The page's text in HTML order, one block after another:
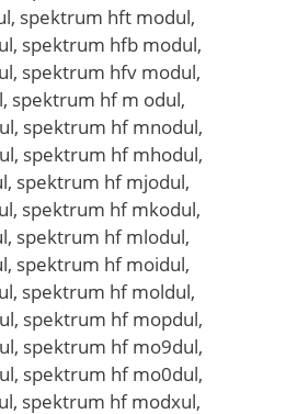
spektrum hft modul,
spektrum hfb modul,
spektrum hfv modul,
spektrum hf m odul,
spektrum hf mnodul,
spektrum hf mhodul,
spektrum hf mjodul,
spektrum hf mkodul,
spektrum hf mlodul,
spektrum hf moidul,
spektrum hf moldul,
spektrum hf mopdul,
spektrum hf mo9dul,
spektrum hf mo0dul,
spektrum hf modxul,